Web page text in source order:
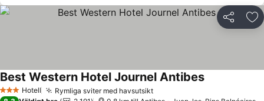
Dela
3 StjärnorHotell Rymliga sviter med havsutsiktSe priser
Best Western Hotel Journel AntibesSe priser